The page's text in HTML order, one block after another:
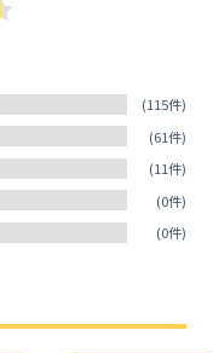
(115件)
(61件)
(11件)
(0件)
(0件)